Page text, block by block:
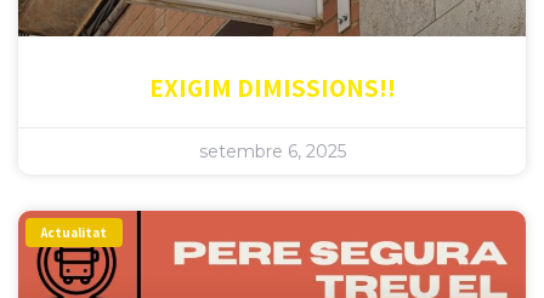
EXIGIM DIMISSIONS!!
setembre 6, 2025
Actualitat